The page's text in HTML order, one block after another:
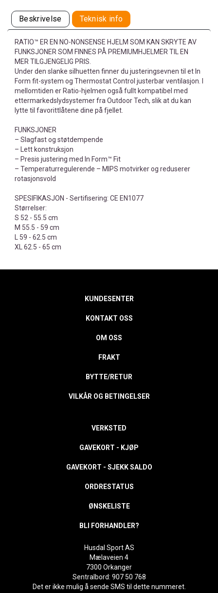
Beskrivelse Teknisk info
RATIO™ ER EN NO-NONSENSE HJELM SOM KAN SKRYTE AV
FUNKSJONER SOM FINNES PÅ PREMIUMHJELMER TIL EN
MER TILGJENGELIG PRIS.
Under den slanke silhuetten finner du justeringsevnen til et In
Form fit-system og Thermostat Control justerbar ventilasjon. I
mellomtiden er Ratio-hjelmen også fullt kompatibel med
ettermarkedslydsystemer fra Outdoor Tech, slik at du kan
lytte til favorittlåtene dine på fjellet.
FUNKSJONER
– Slagfast og støtdempende
– Lett konstruksjon
– Presis justering med In Form™ Fit
– Temperaturregulerende – MIPS motvirker og reduserer
rotasjonsvold
SPESIFIKASJON - Sertifisering: CE EN1077
Størrelser:
S 52 - 55.5 cm
M 55.5 - 59 cm
L 59 - 62.5 cm
XL 62.5 - 65 cm
KUNDESENTER
KONTAKT OSS
OM OSS
FRAKT
BYTTE/RETUR
VILKÅR OG BETINGELSER
VERKSTED
GAVEKORT - KJØP
GAVEKORT - SJEKK SALDO
ORDRESTATUS
ØNSKELISTE
BLI FORHANDLER?
Husdal Sport AS
Mælaveien 4
7300 Orkanger
Sentralbord: 907 50 768
Det er ikke mulig å sende SMS til dette nummeret.